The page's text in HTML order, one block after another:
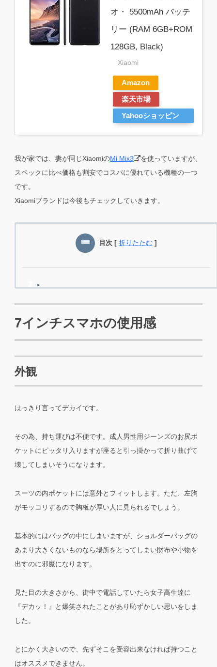
オ・ 5500mAh バッテ
リー (RAM 6GB+ROM
128GB, Black)
Xiaomi
Amazon
楽天市場
Yahooショッピン
我が家では、妻が同じXiaomiのMi Mix3
を使っていますが、
スペックに比べ価格も割安でコスパに優れている機種の一つ
です。
Xiaomiブランドは今後もチェックしていきます。
目次 [ 折りたたむ ]
7インチスマホの使用感
外観
はっきり言ってデカイです。
その為、持ち運びは不便です。成人男性用ジーンズのお尻ポ
ケットにピッタリ入りますが座ると引っ掛かって折り曲げて
壊してしまいそうになります。
スーツの内ポケットには意外とフィットします。ただ、左胸
がモッコリするので胸板が厚い人に見られるでしょう。
基本的にはバッグの中にしまいますが、ショルダーバッグの
あまり大きくないものなら場所をとってしまい財布や小物を
出すのに邪魔になります。
見た目の大きさから、街中で電話していたら女子高生達に
『デカッ！』と爆笑されたことがあり恥ずかしい思いをしま
した。
とにかく大きいので、先ずそこを受容出来なければ持つこと
はオススメできません。